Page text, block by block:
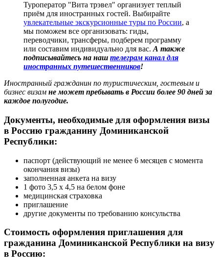
Туроператор "Вита трэвел" организует теплый
приём для иностранных гостей. Выбирайте
увлекательные экскурсионные туры по России, а
мы поможем все организовать: гиды,
переводчики, трансферы, подберем программу
или составим индивидуально для вас. А также
подписывайтесь на наш телеграм канал для
иностранных путешественников!
Иностранный гражданин по туристическим, гостевым и
бизнес визам не может пребывать в России более 90 дней за
каждое полугодие.
Документы, необходимые для оформления визы
в Россию гражданину Доминиканской
Республики:
паспорт (действующий не менее 6 месяцев с момента
окончания визы)
заполненная анкета на визу
1 фото 3,5 х 4,5 на белом фоне
медицинская страховка
приглашение
другие документы по требованию консульства
Стоимость оформления приглашения для
гражданина Доминиканской Республики на визу
в Россию: